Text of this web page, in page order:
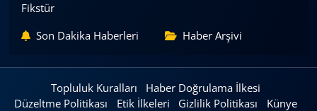
Fikstür
Son Dakika Haberleri Haber Arşivi
Topluluk Kuralları
Haber Doğrulama İlkesi
Düzeltme Politikası
Etik İlkeleri Gizlilik Politikası
Künye